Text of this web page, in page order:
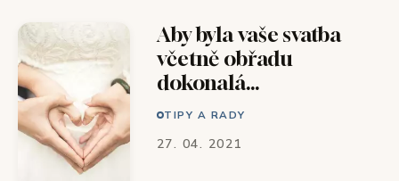
Aby byla vaše svatba
včetně obřadu
dokonalá…
TIPY A RADY
27. 04. 2021